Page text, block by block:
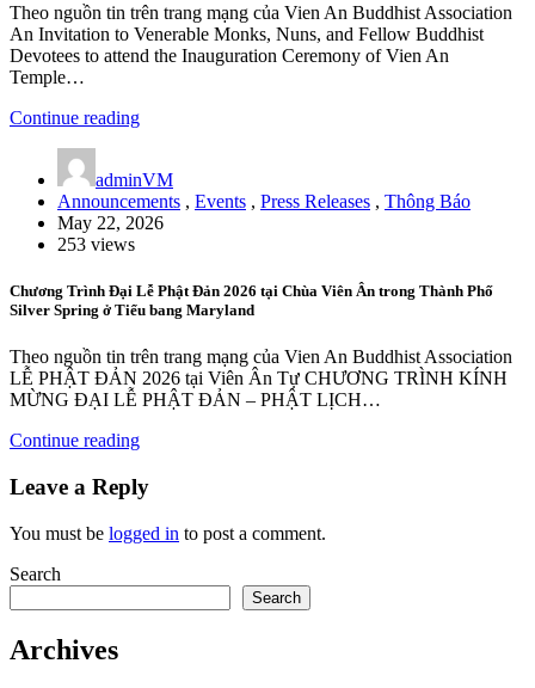
Theo nguồn tin trên trang mạng của Vien An Buddhist Association
An Invitation to Venerable Monks, Nuns, and Fellow Buddhist
Devotees to attend the Inauguration Ceremony of Vien An
Temple…
Continue reading
adminVM
Announcements , Events , Press Releases , Thông Báo
May 22, 2026
253 views
Chương Trình Đại Lễ Phật Đản 2026 tại Chùa Viên Ân trong Thành Phố
Silver Spring ở Tiểu bang Maryland
Theo nguồn tin trên trang mạng của Vien An Buddhist Association
LỄ PHẬT ĐẢN 2026 tại Viên Ân Tự CHƯƠNG TRÌNH KÍNH
MỪNG ĐẠI LỄ PHẬT ĐẢN – PHẬT LỊCH…
Continue reading
Leave a Reply
You must be logged in to post a comment.
Search
Search
Archives